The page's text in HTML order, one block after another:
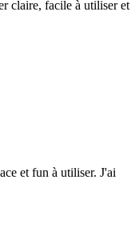
claire, facile à utiliser et
et fun à utiliser. J'ai